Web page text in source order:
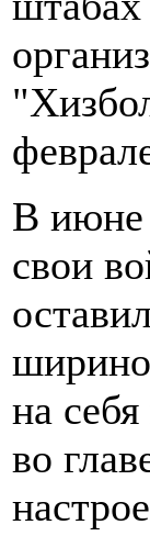
В июне
свои
на
во